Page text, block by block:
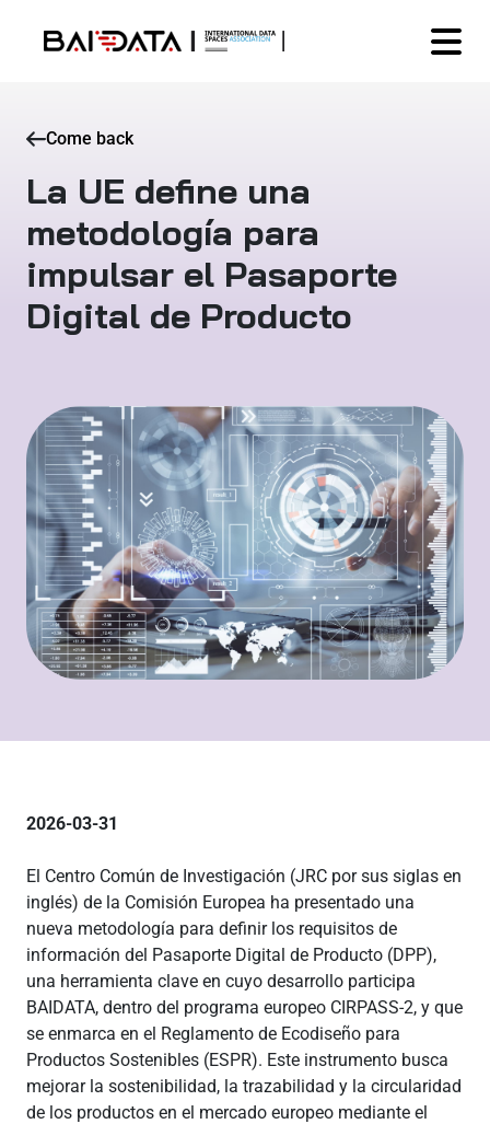
Come back
La UE define una
metodología para
impulsar el Pasaporte
Digital de Producto
2026-03-31
El Centro Común de Investigación (JRC por sus siglas en
inglés) de la Comisión Europea ha presentado una
nueva metodología para definir los requisitos de
información del Pasaporte Digital de Producto (DPP),
una herramienta clave en cuyo desarrollo participa
BAIDATA, dentro del programa europeo CIRPASS-2, y que
se enmarca en el Reglamento de Ecodiseño para
Productos Sostenibles (ESPR). Este instrumento busca
mejorar la sostenibilidad, la trazabilidad y la circularidad
de los productos en el mercado europeo mediante el